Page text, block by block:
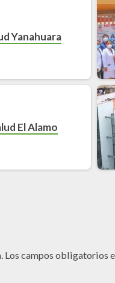
Yanahuara
El Alamo
Los campos obligatorios